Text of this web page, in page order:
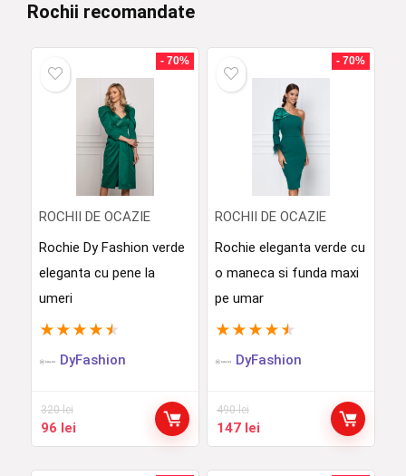
Rochii recomandate
- 70%
ROCHII DE OCAZIE
Rochie Dy Fashion verde
eleganta cu pene la
umeri
★ ★ ★ ★ ★
DyFashion
320lei
Prețul
inițial
96 leiPrețul
curent
- 70%
ROCHII DE OCAZIE
Rochie eleganta verde cu
o maneca si funda maxi
pe umar
★ ★ ★ ★ ★
DyFashion
490lei
Prețul
inițial
147 leiPrețul
curent